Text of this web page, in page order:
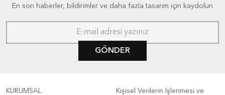
En son haberler, bildirimler ve daha fazla tasarım için kaydolun
GÖNDER
KURUMSAL
Kişisel Verilerin İşlenmesi ve